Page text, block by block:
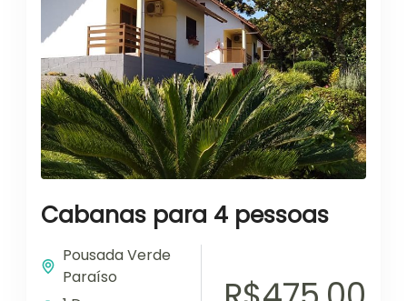
Cabanas para 4 pessoas
Pousada Verde
Paraíso